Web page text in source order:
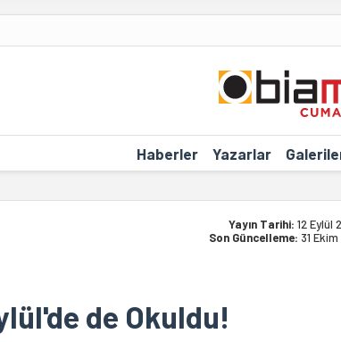
Haberler Yazarlar
Yayın Tarihi: 12 Eylül
Son Güncelleme: 31
de Okuldu!